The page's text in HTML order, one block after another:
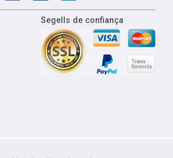
Segells de confiança